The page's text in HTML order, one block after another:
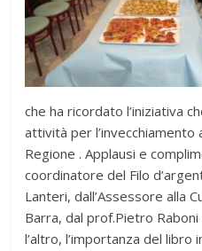
che ha ricordato l’iniziativa
attività per
Regione . Applausi e
coordinatore del Filo
Lanteri, dall’Assessore alla
Barra, dal prof.Pietro
l’altro, l’importanza del libro